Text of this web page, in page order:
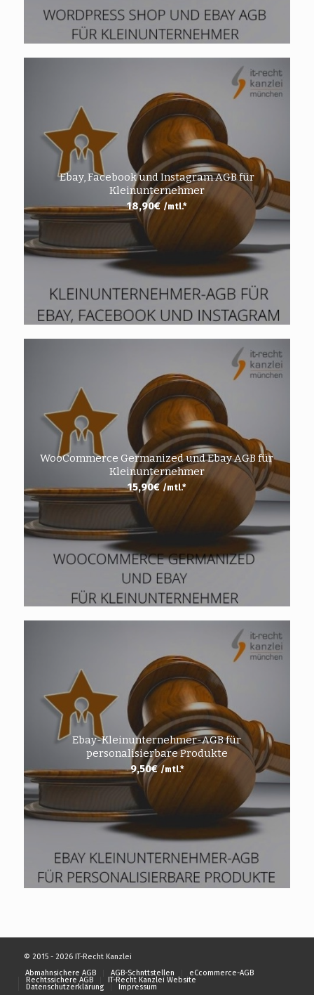
Ebay, Facebook und Instagram AGB für
Kleinunternehmer
18,90€ /mtl.*
WooCommerce Germanized und Ebay AGB für
Kleinunternehmer
15,90€ /mtl.*
Ebay-Kleinunternehmer-AGB für
personalisierbare Produkte
9,50€ /mtl.*
© 2015 - 2026 IT-Recht Kanzlei
Abmahnsichere AGB
AGB-Schnttstellen eCcommerce-AGB
Rechtssichere AGB IT-Recht Kanzlei Website
Datenschutzerklärung Impressum